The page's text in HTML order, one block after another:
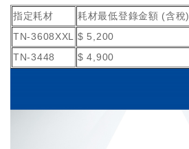
指定耗材
耗材最低登錄金額 (含稅)
TN-3608XXL
$ 5,200
TN-3448
$ 4,900